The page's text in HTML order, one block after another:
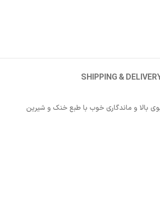
SHIPPING &